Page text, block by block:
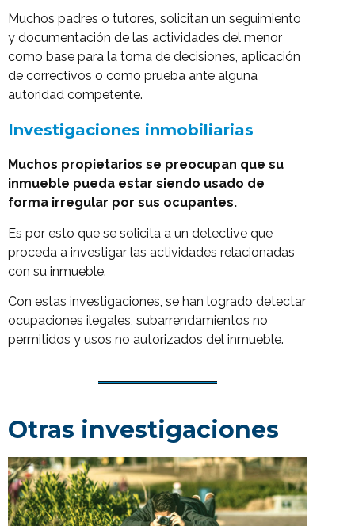
Muchos padres o tutores, solicitan un seguimiento
y documentación de las actividades del menor
como base para la toma de decisiones, aplicación
de correctivos o como prueba ante alguna
autoridad competente.
Investigaciones inmobiliarias
Muchos propietarios se preocupan que su
inmueble pueda estar siendo usado de
forma irregular por sus ocupantes.
Es por esto que se solicita a un detective que
proceda a investigar las actividades relacionadas
con su inmueble.
Con estas investigaciones, se han logrado detectar
ocupaciones ilegales, subarrendamientos no
permitidos y usos no autorizados del inmueble.
Otras investigaciones